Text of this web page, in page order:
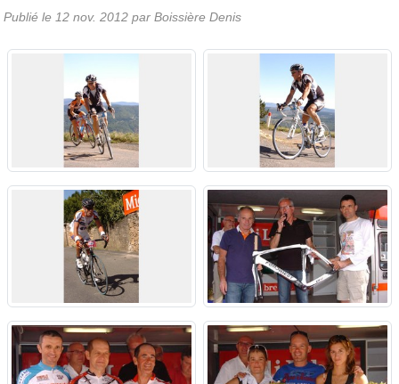
Publié le 12 nov. 2012 par Boissière Denis